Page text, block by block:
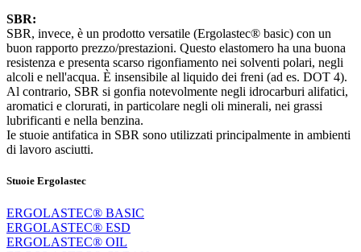
SBR:
SBR, invece, è un prodotto versatile (Ergolastec® basic) con un
buon rapporto prezzo/prestazioni. Questo elastomero ha una buona
resistenza e presenta scarso rigonfiamento nei solventi polari, negli
alcoli e nell'acqua. È insensibile al liquido dei freni (ad es. DOT 4).
Al contrario, SBR si gonfia notevolmente negli idrocarburi alifatici,
aromatici e clorurati, in particolare negli oli minerali, nei grassi
lubrificanti e nella benzina.
Ie stuoie antifatica in SBR sono utilizzati principalmente in ambienti
di lavoro asciutti.
Stuoie Ergolastec
ERGOLASTEC® BASIC
ERGOLASTEC® ESD
ERGOLASTEC® OIL